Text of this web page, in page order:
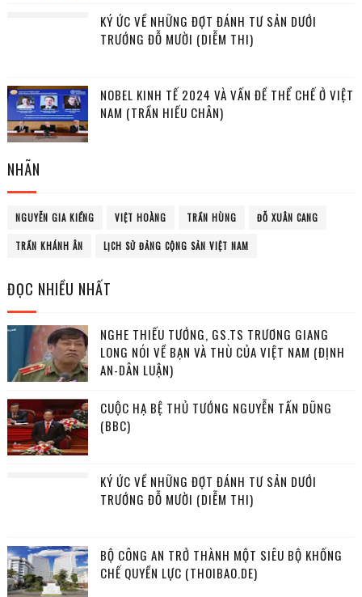
KÝ ỨC VỀ NHỮNG ĐỢT ĐÁNH TƯ SẢN DƯỚI
TRƯỚNG ĐỖ MƯỜI (DIỄM THI)
NOBEL KINH TẾ 2024 VÀ VẤN ĐỀ THỂ CHẾ Ở VIỆT
NAM (TRẦN HIẾU CHÂN)
NHÃN
NGUYỄN GIA KIỂNG VIỆT HOÀNG TRẦN HÙNG ĐỖ XUÂN CANG
TRẦN KHÁNH ÂN LỊCH SỬ ĐẢNG CỘNG SẢN VIỆT NAM
ĐỌC NHIỀU NHẤT
NGHE THIẾU TƯỚNG, GS.TS TRƯƠNG GIANG
LONG NÓI VỀ BẠN VÀ THÙ CỦA VIỆT NAM (ĐỊNH
AN-DÂN LUẬN)
CUỘC HẠ BỆ THỦ TƯỚNG NGUYỄN TẤN DŨNG
(BBC)
KÝ ỨC VỀ NHỮNG ĐỢT ĐÁNH TƯ SẢN DƯỚI
TRƯỚNG ĐỖ MƯỜI (DIỄM THI)
BỘ CÔNG AN TRỞ THÀNH MỘT SIÊU BỘ KHỐNG
CHẾ QUYỀN LỰC (THOIBAO.DE)